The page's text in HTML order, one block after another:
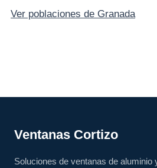
Ver poblaciones de Granada
Ventanas Cortizo
Soluciones de ventanas de aluminio